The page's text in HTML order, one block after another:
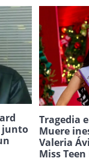
junto
Tragedia
Muere
Valeria
Miss